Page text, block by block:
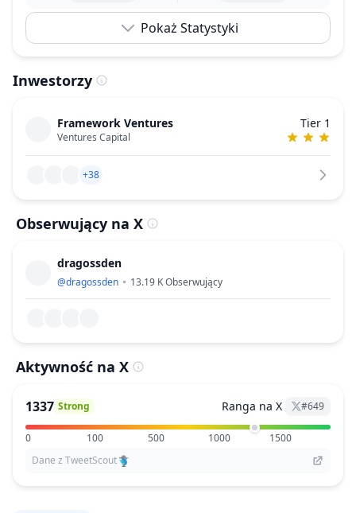
Pokaż Statystyki
Inwestorzy
Framework Ventures
Ventures Capital
Tier 1
+38
Obserwujący na X
dragossden
@dragossden 13.19 KObserwujący
Aktywność na X
1337 Strong Ranga na X #649
0 100 500 1000
1500
Dane z TweetScout